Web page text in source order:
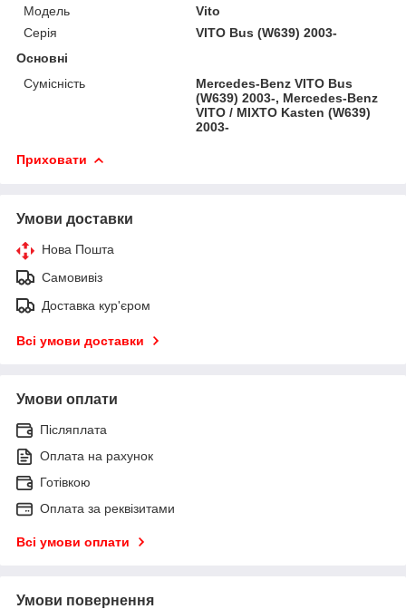
Модель
Vito
Серія
VITO Bus (W639) 2003-
Основні
Сумісність
Mercedes-Benz VITO Bus
(W639) 2003-, Mercedes-Benz
VITO / MIXTO Kasten (W639)
2003-
Приховати
Умови доставки
Нова Пошта
Самовивіз
Доставка кур'єром
Всі умови доставки
Умови оплати
Післяплата
Оплата на рахунок
Готівкою
Оплата за реквізитами
Всі умови оплати
Умови повернення